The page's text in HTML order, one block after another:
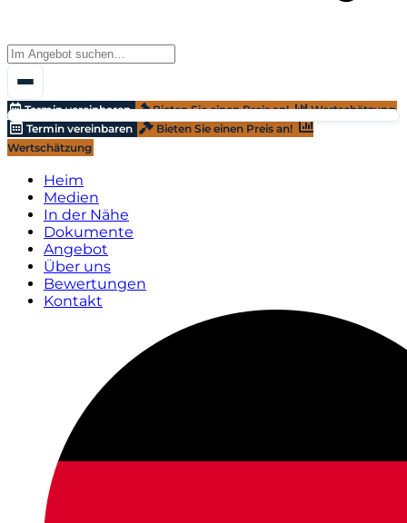
Termin vereinbaren Bieten Sie einen Preis an!
Wertschätzung
Termin vereinbaren
Bieten Sie einen Preis an!
Wertschätzung
Heim
Medien
In der Nähe
Dokumente
Angebot
Über uns
Bewertungen
Kontakt